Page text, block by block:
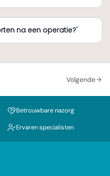
na een operatie?'
Volgende
Betrouwbare nazorg
Ervaren specialisten